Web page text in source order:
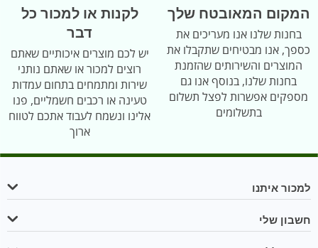
המקום המאובטח שלך
בחנות שלנו אנו מעריכים את
כספך, אנו מבטיחים שתקבלו את
המוצרים והשירותים שהזמנת
בחנות שלנו, בנוסף אנו גם
מספקים אפשרות לפצל תשלום
בתשלומים
לקנות או למכור כל
דבר
יש לכם מוצרים איכותיים שאתם
רוצים למכור או שאתם נותני
שירות ומתמחים בתחום עמדות
טעינה או רכבים חשמליים, פנו
אלינו ונשמח לעבוד אתכם לטווח
ארוך
למכור איתנו
חשבון שלי